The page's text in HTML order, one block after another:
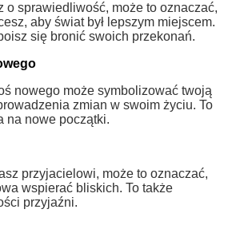
o sprawiedliwość, może to oznaczać,
aby świat był lepszym miejscem.
się bronić swoich przekonań.
nowego może symbolizować twoją
zmian w swoim życiu. To
na nowe początki.
przyjacielowi, może to oznaczać,
wspierać bliskich. To także
przyjaźni.